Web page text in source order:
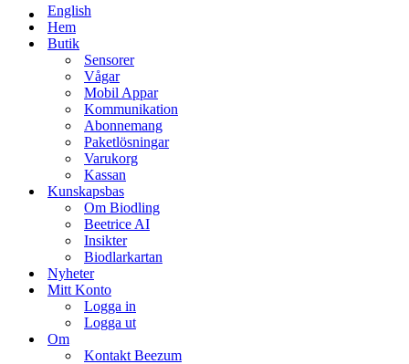
English
Hem
Butik
Sensorer
Vågar
Mobil Appar
Kommunikation
Abonnemang
Paketlösningar
Varukorg
Kassan
Kunskapsbas
Om Biodling
Beetrice AI
Insikter
Biodlarkartan
Nyheter
Mitt Konto
Logga in
Logga ut
Om
Kontakt Beezum